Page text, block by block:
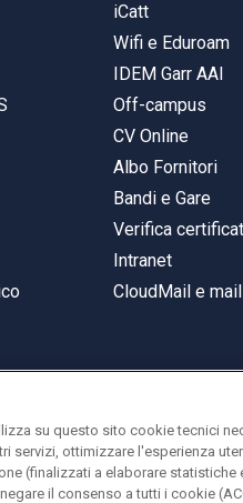
iCatt
Wifi e Eduroam
IDEM Garr AAI
Off-campus
CV Online
Albo Fornitori
Bandi e Gare
Verifica
Intranet
CloudMail e
Cuore
su questo sito cookie tecnici
servizi, ottimizzare l'esperienza
(finalizzati a elaborare
il consenso a tutti i cookie